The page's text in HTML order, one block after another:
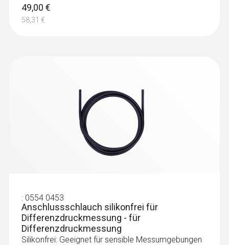
Langzeitmessung sowie parallele
Bestimmung der relativen Luftfeuchte und
Lufttemperatur in Innenräumen
49,00 €
58,31 €
: 0554 0453
Anschlussschlauch silikonfrei für
Differenzdruckmessung - für
Differenzdruckmessung
Silikonfrei: Geeignet für sensible Messumgebungen